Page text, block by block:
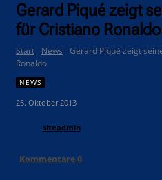
Gerard Piqué zeigt
für Cristiano Ronaldo
Start News
Gerard Piqué zeigt
Ronaldo
NEWS
25. Oktober 2013
siteadmin
Kommentare0